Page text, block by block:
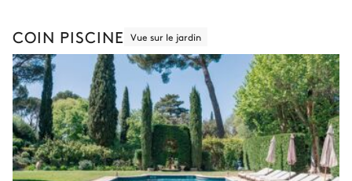
COIN PISCINE Vue sur le jardin